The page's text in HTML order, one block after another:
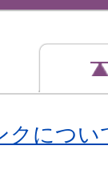
クについ